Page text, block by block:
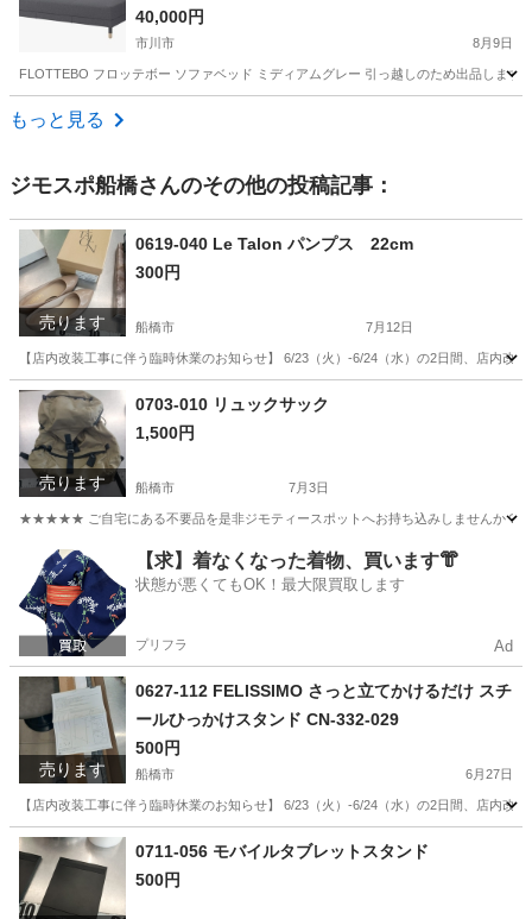
40,000円
市川市 8月9日
FLOTTEBO フロッテボー ソファベッド ミディアムグレー 引っ越しのため出品しま
千葉 市川市
もっと見る
ジモスポ船橋さんのその他の投稿記事：
売ります
0619-040 Le Talon パンプス 22cm
300円
船橋市 7月12日
【店内改装工事に伴う臨時休業のお知らせ】 6/23（火）-6/24（水）の2日間、店内
千葉 船橋市 リユース
売ります
0703-010 リュックサック
1,500円
船橋市 7月3日
★★★★★ ご自宅にある不要品を是非ジモティースポットへお持ち込みしませんか？
千葉 船橋市 バッグ 現地
【求】着なくなった着物、買います👘
状態が悪くてもOK！最大限買取します
プリフラ Ad
売ります
0627-112 FELISSIMO さっと立てかけるだけ スチ
ールひっかけスタンド CN-332-029
500円
船橋市 6月27日
【店内改装工事に伴う臨時休業のお知らせ】 6/23（火）-6/24（水）の2日間、店内
千葉 船橋市 リユース
0711-056 モバイルタブレットスタンド
500円